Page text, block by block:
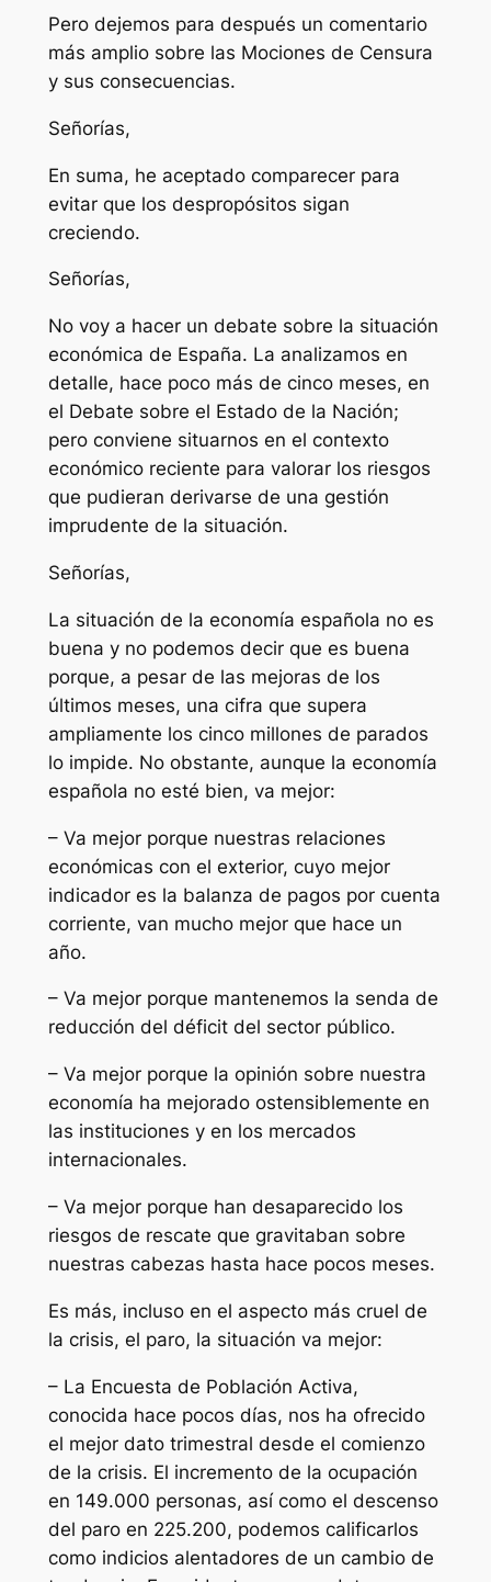
Pero dejemos para después un comentario
más amplio sobre las Mociones de Censura
y sus consecuencias.
Señorías,
En suma, he aceptado comparecer para
evitar que los despropósitos sigan
creciendo.
Señorías,
No voy a hacer un debate sobre la situación
económica de España. La analizamos en
detalle, hace poco más de cinco meses, en
el Debate sobre el Estado de la Nación;
pero conviene situarnos en el contexto
económico reciente para valorar los riesgos
que pudieran derivarse de una gestión
imprudente de la situación.
Señorías,
La situación de la economía española no es
buena y no podemos decir que es buena
porque, a pesar de las mejoras de los
últimos meses, una cifra que supera
ampliamente los cinco millones de parados
lo impide. No obstante, aunque la economía
española no esté bien, va mejor:
– Va mejor porque nuestras relaciones
económicas con el exterior, cuyo mejor
indicador es la balanza de pagos por cuenta
corriente, van mucho mejor que hace un
año.
– Va mejor porque mantenemos la senda de
reducción del déficit del sector público.
– Va mejor porque la opinión sobre nuestra
economía ha mejorado ostensiblemente en
las instituciones y en los mercados
internacionales.
– Va mejor porque han desaparecido los
riesgos de rescate que gravitaban sobre
nuestras cabezas hasta hace pocos meses.
Es más, incluso en el aspecto más cruel de
la crisis, el paro, la situación va mejor:
– La Encuesta de Población Activa,
conocida hace pocos días, nos ha ofrecido
el mejor dato trimestral desde el comienzo
de la crisis. El incremento de la ocupación
en 149.000 personas, así como el descenso
del paro en 225.200, podemos calificarlos
como indicios alentadores de un cambio de